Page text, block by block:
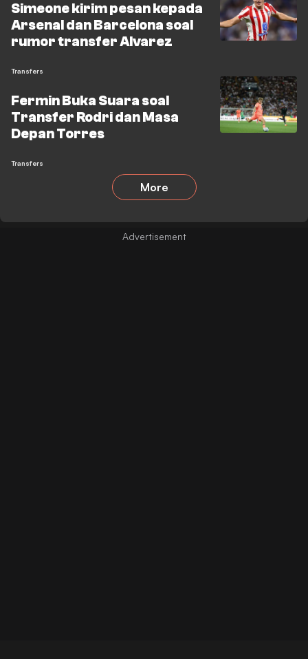
Simeone kirim pesan kepada
Arsenal dan Barcelona soal
rumor transfer Alvarez
Transfers
Fermin Buka Suara soal
Transfer Rodri dan Masa
Depan Torres
Transfers
More